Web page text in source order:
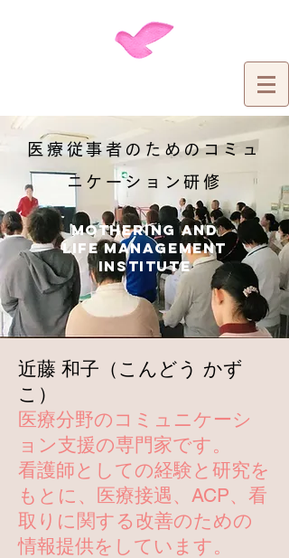
医療従事者のためのコミュ
ニケーション研修
Mothering and
Life management
institute
近藤 和子（こんどう かず
こ）
医療分野のコミュニケーシ
ョン支援の専門家です。
看護師としての経験と研究を
もとに、医療接遇、ACP、看
取りに関する改善のための
情報提供をしています。